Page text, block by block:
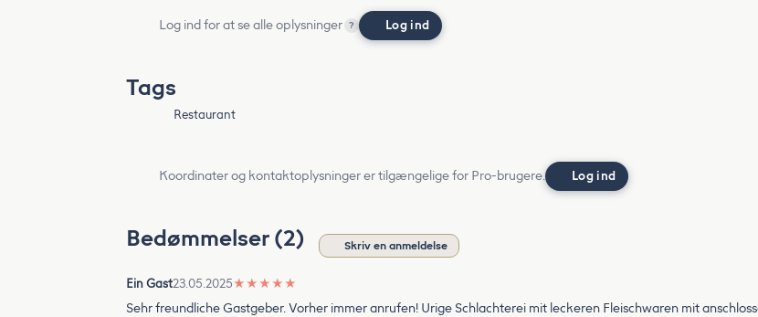
Log ind for at se alle oplysninger ? Log ind
Tags
Restaurant
Koordinater og kontaktoplysninger er tilgængelige for Pro-brugere. Log ind
Bedømmelser (2) Skriv en anmeldelse
Ein Gast23.05.2025★ ★ ★ ★ ★
Sehr freundliche Gastgeber. Vorher immer anrufen! Urige Schlachterei mit leckeren Fleischwaren mit